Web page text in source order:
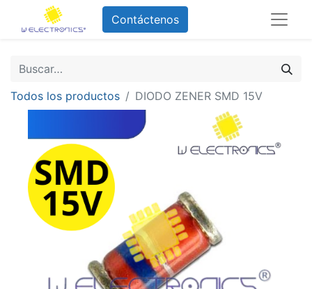
Contáctenos
Todos los productos DIODO ZENER SMD 15V